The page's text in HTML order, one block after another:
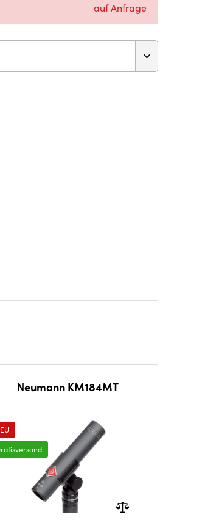
auf Anfrage
Neumann KM184MT